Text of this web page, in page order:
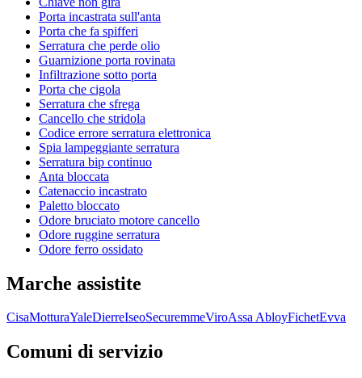
Porta incastrata sull'anta
Porta che fa spifferi
Serratura che perde olio
Guarnizione porta rovinata
Infiltrazione sotto porta
Porta che cigola
Serratura che sfrega
Cancello che stridola
Codice errore serratura elettronica
Spia lampeggiante serratura
Serratura bip continuo
Anta bloccata
Catenaccio incastrato
Paletto bloccato
Odore bruciato motore cancello
Odore ruggine serratura
Odore ferro ossidato
Marche assistite
CisaMotturaYaleDierreIseoSecuremmeViroAssa AbloyFichetEvva
Comuni di servizio